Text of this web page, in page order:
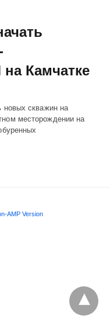
Камчатке
новых скважин на
месторождении на
AMP Version